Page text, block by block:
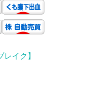
レイク】